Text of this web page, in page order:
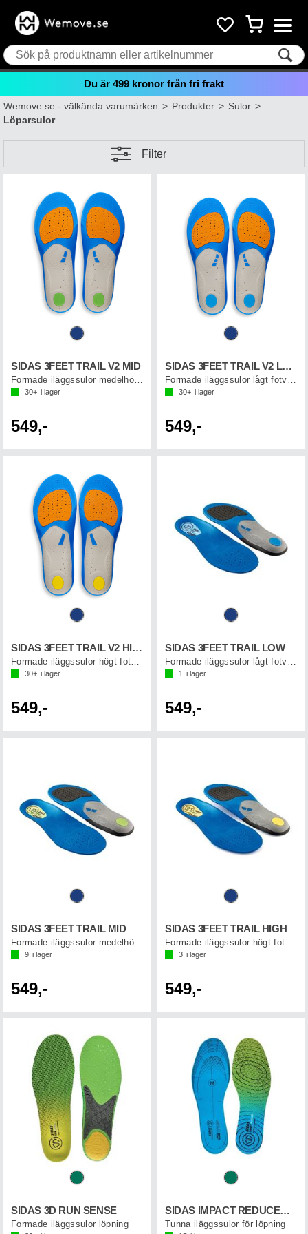
Du är 499 kronor från fri frakt
Wemove.se - välkända varumärken>Produkter>Sulor>
Löparsulor
Filter
SIDAS 3FEET TRAIL V2 MID
Formade iläggssulor medelhögt fotvalv
30+ i lager
549,-
SIDAS 3FEET TRAIL V2 LOW
30+ i lager
549,-
SIDAS 3FEET TRAIL V2 HIGH
30+ i lager
549,-
SIDAS 3FEET TRAIL LOW
1 i lager
549,-
SIDAS 3FEET TRAIL MID
Formade iläggssulor medelhögt fotvalv
9 i lager
549,-
SIDAS 3FEET TRAIL HIGH
Formade iläggssulor högt fotvalv
3 i lager
549,-
SIDAS 3D RUN SENSE
Formade iläggssulor löpning
SIDAS IMPACT REDUCER DUAL FOAM
Tunna iläggssulor för löpning